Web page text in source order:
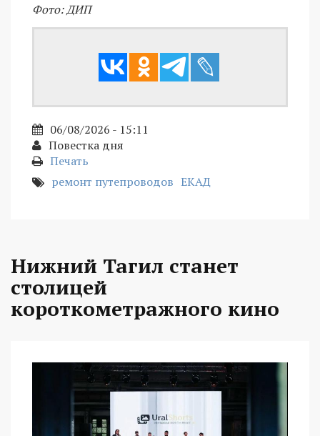
Фото: ДИП
06/08/2026 - 15:11
Повестка дня
Печать
ремонт путепроводов ЕКАД
Нижний Тагил станет
столицей
короткометражного кино